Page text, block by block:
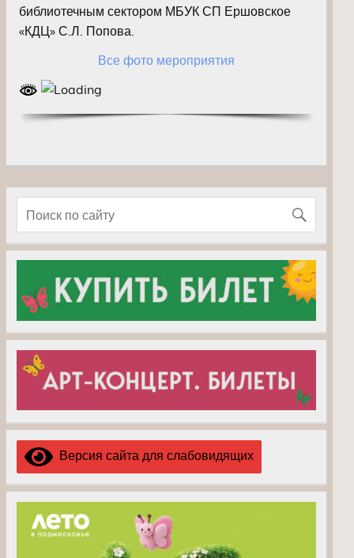
библиотечным сектором МБУК СП Ершовское
«КДЦ» С.Л. Попова.
Все фото мероприятия
Версия сайта для слабовидящих